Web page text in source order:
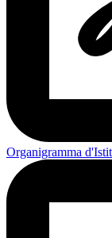
Organigramma